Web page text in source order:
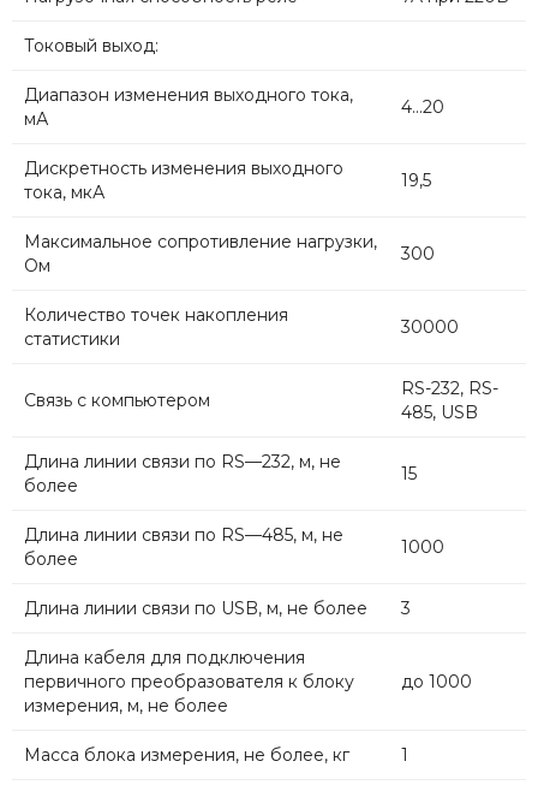
Токовый выход:
Диапазон изменения выходного тока,
мА
4...20
Дискретность изменения выходного
тока, мкА
19,5
Максимальное сопротивление нагрузки,
Ом
300
Количество точек накопления
статистики
30000
Связь с компьютером
RS-232, RS-
485, USB
Длина линии связи по RS—232, м, не
более
15
Длина линии связи по RS—485, м, не
более
1000
Длина линии связи по USB, м, не более 3
Длина кабеля для подключения
первичного преобразователя к блоку
измерения, м, не более
до 1000
Масса блока измерения, не более, кг 1